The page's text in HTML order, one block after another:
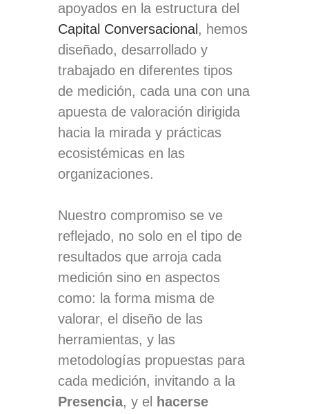
apoyados en la estructura del
Capital Conversacional , hemos
diseñado, desarrollado y
trabajado en diferentes tipos
de medición, cada una con una
apuesta de valoración dirigida
hacia la mirada y prácticas
ecosistémicas en las
organizaciones.
Nuestro compromiso se ve
reflejado, no solo en el tipo de
resultados que arroja cada
medición sino en aspectos
como: la forma misma de
valorar, el diseño de las
herramientas, y las
metodologías propuestas para
cada medición, invitando a la
Presencia, y el
hacerse